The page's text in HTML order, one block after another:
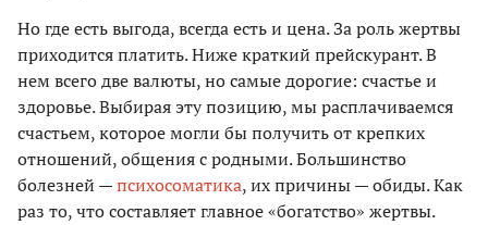
Но где есть выгода, всегда есть и цена. За роль жертвы
приходится платить. Ниже краткий прейскурант. В
нем всего две валюты, но самые дорогие: счастье и
здоровье. Выбирая эту позицию, мы расплачиваемся
счастьем, которое могли бы получить от крепких
отношений, общения с родными. Большинство
болезней —психосоматика, их причины — обиды. Как
раз то, что составляет главное «богатство» жертвы.